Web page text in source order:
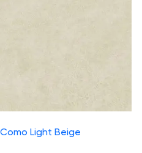
Como Light Beige